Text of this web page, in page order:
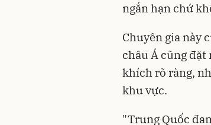
ngắn hạn chứ
Chuyên gia này
châu Á cũng
khích rõ ràng,
khu vực.
"Trung Quốc